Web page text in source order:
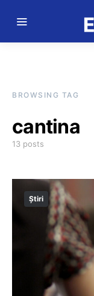
BROWSING TAG
cantina
13 posts
Știri